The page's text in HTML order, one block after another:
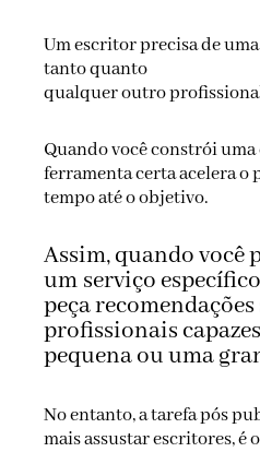
Um escritor precisa de
tanto quanto
qualquer outro
Quando você constrói uma
ferramenta certa acelera o
tempo até o objetivo.
Assim, quando você
um serviço
peça recomendações
profissionais
pequena ou uma
No entanto, a tarefa pós
mais assustar escritores, é